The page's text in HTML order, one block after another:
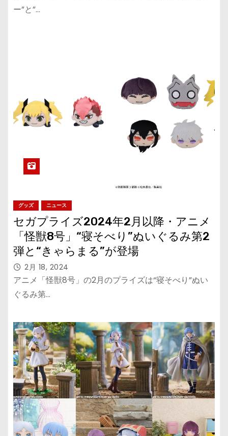
ー”と”…
グッズ ニュース
セガプライズ2024年2月以降・アニメ
「怪獣8号」“寝そべり”ぬいぐるみ第2
弾と“きゃらまる”が登場
2月 18, 2024
アニメ「怪獣8号」の2月のプライズは“寝そべり”ぬい
ぐるみ第…